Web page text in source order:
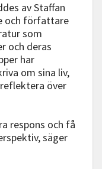
av Staffan
och författare
som
och deras
har
om sina liv,
över
respons och få
säger